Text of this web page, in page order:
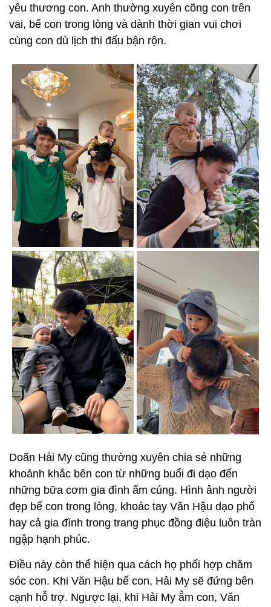
yêu thương con. Anh thường xuyên cõng con trên
vai, bế con trong lòng và dành thời gian vui chơi
cùng con dù lịch thi đấu bận rộn.
Doãn Hải My cũng thường xuyên chia sẻ những
khoảnh khắc bên con từ những buổi đi dạo đến
những bữa cơm gia đình ấm cúng. Hình ảnh người
đẹp bế con trong lòng, khoác tay Văn Hậu dạo phố
hay cả gia đình trong trang phục đồng điệu luôn tràn
ngập hạnh phúc.
Điều này còn thể hiện qua cách họ phối hợp chăm
sóc con. Khi Văn Hậu bế con, Hải My sẽ đứng bên
cạnh hỗ trợ. Ngược lại, khi Hải My ẵm con, Văn